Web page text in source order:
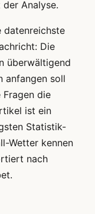
Analyse.
datenreichste
Die
überwältigend
anfangen soll
die
ist ein
Statistik-
Wetter kennen
nach